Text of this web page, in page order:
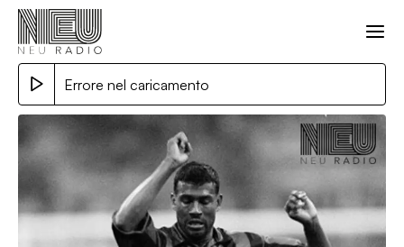
Errore nel caricamento